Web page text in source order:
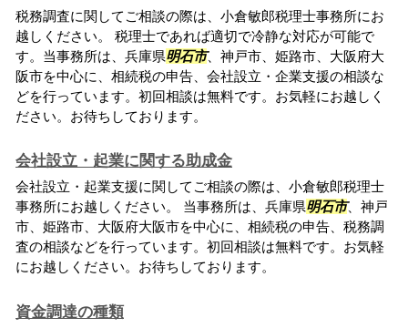
税務調査に関してご相談の際は、小倉敏郎税理士事務所にお
越しください。 税理士であれば適切で冷静な対応が可能で
す。当事務所は、兵庫県明石市、神戸市、姫路市、大阪府大
阪市を中心に、相続税の申告、会社設立・企業支援の相談な
どを行っています。初回相談は無料です。お気軽にお越しく
ださい。お待ちしております。
会社設立・起業に関する助成金
会社設立・起業支援に関してご相談の際は、小倉敏郎税理士
事務所にお越しください。 当事務所は、兵庫県明石市、神戸
市、姫路市、大阪府大阪市を中心に、相続税の申告、税務調
査の相談などを行っています。初回相談は無料です。お気軽
にお越しください。お待ちしております。
資金調達の種類